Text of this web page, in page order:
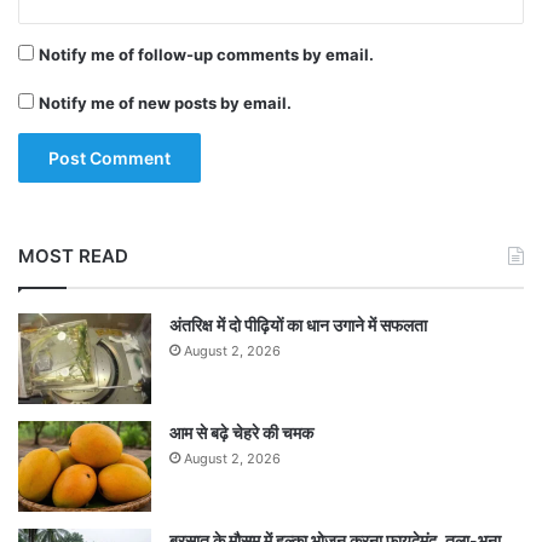
Notify me of follow-up comments by email.
Notify me of new posts by email.
MOST READ
अंतरिक्ष में दो पीढ़ियों का धान उगाने में सफलता
August 2, 2026
आम से बढ़े चेहरे की चमक
August 2, 2026